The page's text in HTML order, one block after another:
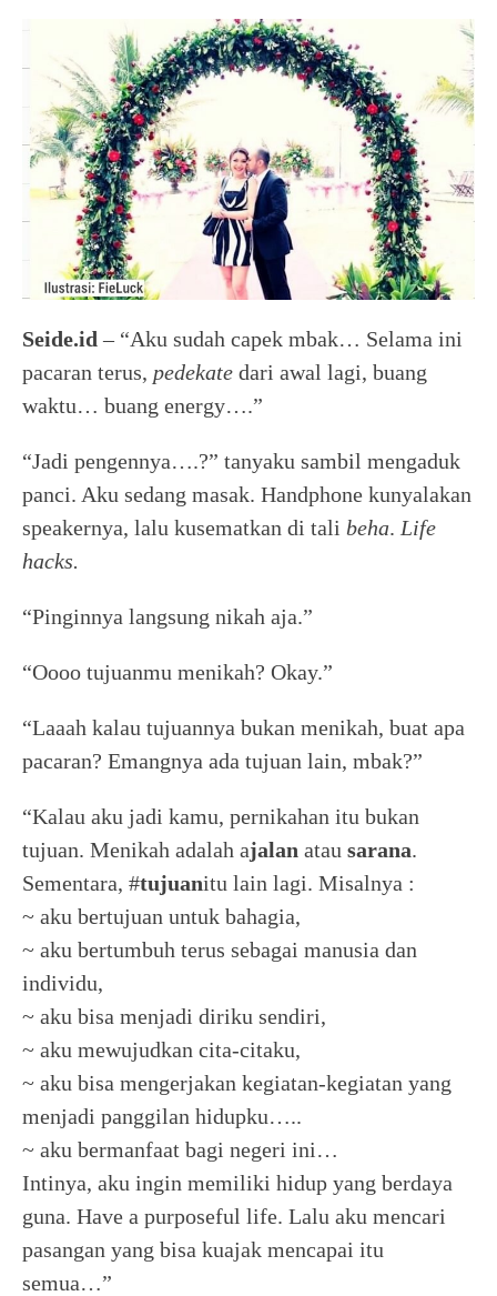
Seide.id – “Aku sudah capek mbak… Selama ini
pacaran terus, pedekate dari awal lagi, buang
waktu… buang energy….”
“Jadi pengennya….?” tanyaku sambil mengaduk
panci. Aku sedang masak. Handphone kunyalakan
speakernya, lalu kusematkan di tali beha. Life
hacks.
“Pinginnya langsung nikah aja.”
“Oooo tujuanmu menikah? Okay.”
“Laaah kalau tujuannya bukan menikah, buat apa
pacaran? Emangnya ada tujuan lain, mbak?”
“Kalau aku jadi kamu, pernikahan itu bukan
tujuan. Menikah adalah ajalan atau sarana.
Sementara, #tujuanitu lain lagi. Misalnya :
~ aku bertujuan untuk bahagia,
~ aku bertumbuh terus sebagai manusia dan
individu,
~ aku bisa menjadi diriku sendiri,
~ aku mewujudkan cita-citaku,
~ aku bisa mengerjakan kegiatan-kegiatan yang
menjadi panggilan hidupku…..
~ aku bermanfaat bagi negeri ini…
Intinya, aku ingin memiliki hidup yang berdaya
guna. Have a purposeful life. Lalu aku mencari
pasangan yang bisa kuajak mencapai itu
semua…”